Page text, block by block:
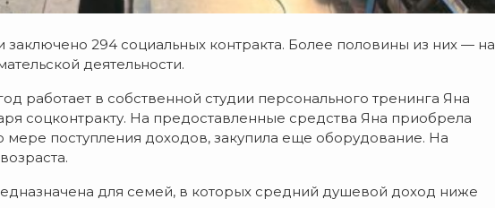
заключено 294 социальных контракта. Более половины из них — на
деятельности.
работает в собственной студии персонального тренинга Яна
соцконтракту. На предоставленные средства Яна приобрела
мере поступления доходов, закупила еще оборудование. На
для семей, в которых средний душевой доход ниже